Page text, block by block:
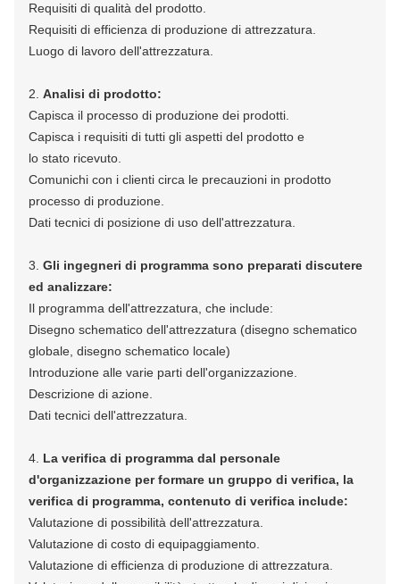
Requisiti di qualità del prodotto.
Requisiti di efficienza di produzione di attrezzatura.
Luogo di lavoro dell'attrezzatura.
2. Analisi di prodotto:
Capisca il processo di produzione dei prodotti.
Capisca i requisiti di tutti gli aspetti del prodotto e
lo stato ricevuto.
Comunichi con i clienti circa le precauzioni in prodotto
processo di produzione.
Dati tecnici di posizione di uso dell'attrezzatura.
3. Gli ingegneri di programma sono preparati discutere
ed analizzare:
Il programma dell'attrezzatura, che include:
Disegno schematico dell'attrezzatura (disegno schematico
globale, disegno schematico locale)
Introduzione alle varie parti dell'organizzazione.
Descrizione di azione.
Dati tecnici dell'attrezzatura.
4. La verifica di programma dal personale
d'organizzazione per formare un gruppo di verifica, la
verifica di programma, contenuto di verifica include:
Valutazione di possibilità dell'attrezzatura.
Valutazione di costo di equipaggiamento.
Valutazione di efficienza di produzione di attrezzatura.